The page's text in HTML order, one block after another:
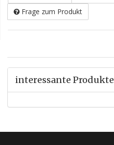
Frage zum Produkt
interessante Produkte